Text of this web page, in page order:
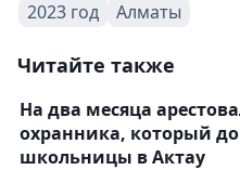
2023 год Алматы
Читайте также
На два месяца
охранника, который
школьницы в Актау